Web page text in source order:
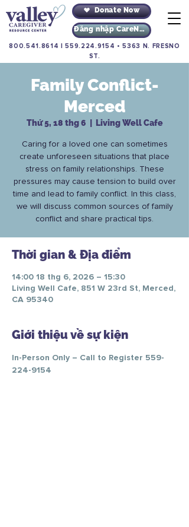
Donate Now
Đăng nhập CareNav
800.541.8614 |559.224.9154 •5363 N. FRESNO
ST.
Family Conflict-
Merced
Thứ 5, 18 thg 6 Living Well Cafe
Caring for a loved one can sometimes
create unforeseen situations that place
stress on family relationships. These
pressures may cause tension to build over
time and lead to family conflict. In this class,
we will discuss common sources of family
conflict and share practical tips.
Thời gian & Địa điểm
14:00 18 thg 6, 2026 – 15:30
Living Well Cafe, 851 W 23rd St, Merced,
CA 95340
Giới thiệu về sự kiện
In-Person Only – Call to Register 559-
224-9154